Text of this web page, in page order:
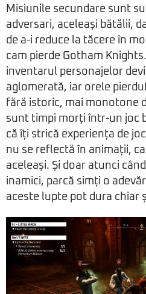
Misiunile secundare sunt
adversari, aceleași bătălii,
de a-i reduce la tăcere în
cam pierde Gotham
inventarul personajelor
aglomerată, iar orele
fără istoric, mai monotone
sunt timpi morți într-un joc
că îți strică experiența de
nu se reflectă în animații,
aceleași. Și doar atunci
inamici, parcă simți o
aceste lupte pot dura chiar